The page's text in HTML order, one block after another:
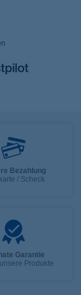
Bezahlung
/ Scheck
Garantie
Produkte